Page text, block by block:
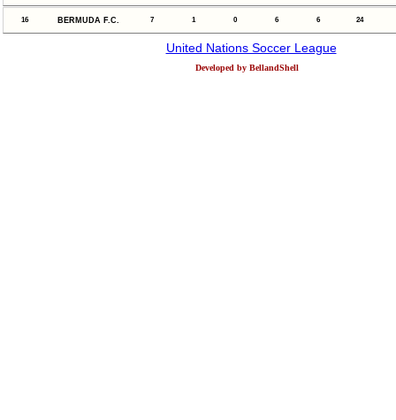
16 BERMUDA F.C. 7 1 0 6 6 24
United Nations Soccer League
Developed by BellandShell